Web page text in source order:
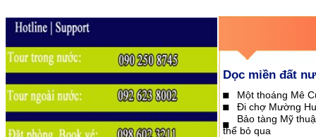
Dọc miền đất
Một thoáng Mê
Đi chợ Mường
Bảo tàng Mỹ
thể bỏ qua